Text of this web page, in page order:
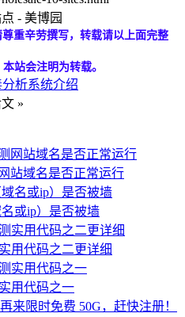
- 美博园
重辛劳撰写，转载请以上面完整
站会注明为转载。
分析系统介绍
»
站域名是否正常运行
或ip）是否被墙
用代码之二更详细
用代码之一